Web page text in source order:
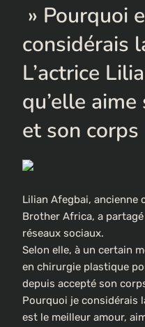
» Pourquoi
considérais
L’actrice
qu’elle
et son corps
Lilian Afegbai, ancienne
Brother Africa, a
réseaux sociaux.
Selon elle, à un certain
en chirurgie plastique
depuis accepté son
Pourquoi je considérais
est le meilleur amour,